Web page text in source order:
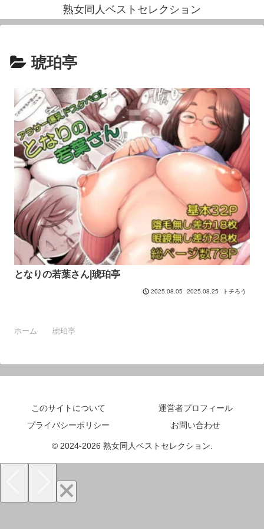
熟女同人ベストセレクション
琥珀亭
となりの若葉さん|琥珀亭
2025.08.05 2025.08.25 トチろう
ホーム 琥珀亭
このサイトについて
運営者プロフィール
プライバシーポリシー
お問い合わせ
© 2024-2026 熟女同人ベストセレクション.